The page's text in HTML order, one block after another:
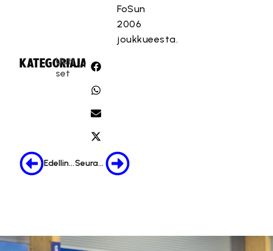
FoSun
2006
joukkueesta.
KATEGORIA:
Uuti
set
JAA:
Edellinen Seuraava